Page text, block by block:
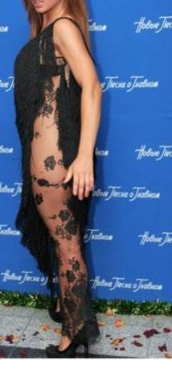
BREAKING NEWS ///